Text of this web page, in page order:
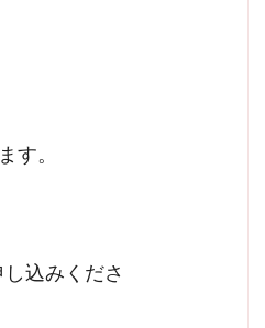
ます。
込みくださ